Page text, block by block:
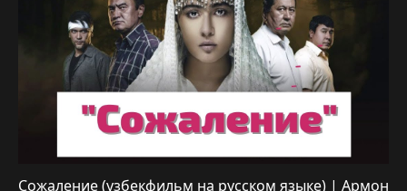
Сожаление (узбекфильм на русском языке) | Армон